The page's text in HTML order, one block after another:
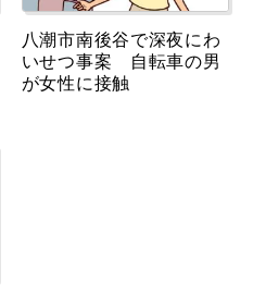
八潮市南後谷で深夜にわ
いせつ事案 自転車の男
が女性に接触